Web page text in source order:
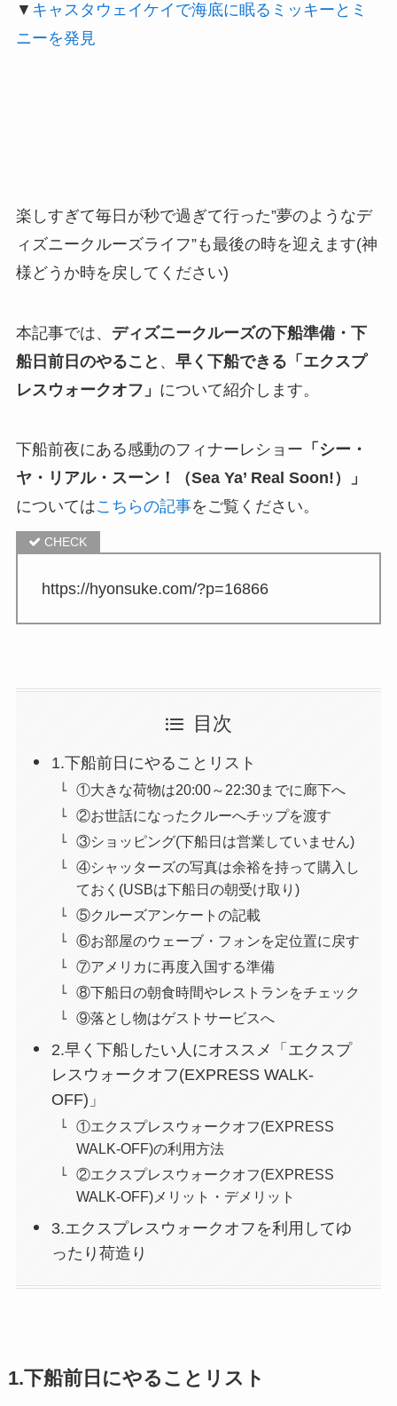
▼ キャスタウェイケイで海底に眠るミッキーとミ
ニーを発見
楽しすぎて毎日が秒で過ぎて行った”夢のようなデ
ィズニークルーズライフ”も最後の時を迎えます(神
様どうか時を戻してください)
本記事では、 ディズニークルーズの下船準備・下
船日前日のやること 、 早く下船できる「エクスプ
レスウォークオフ」 について紹介します。
下船前夜にある感動のフィナーレショー 「シー・
ヤ・リアル・スーン！（Sea Ya’ Real Soon!）」
についてはこちらの記事をご覧ください。
https://hyonsuke.com/?p=16866
目次
1.下船前日にやることリスト
①大きな荷物は20:00～22:30までに廊下へ
②お世話になったクルーへチップを渡す
③ショッピング(下船日は営業していません)
④シャッターズの写真は余裕を持って購入し
ておく(USBは下船日の朝受け取り)
⑤クルーズアンケートの記載
⑥お部屋のウェーブ・フォンを定位置に戻す
⑦アメリカに再度入国する準備
⑧下船日の朝食時間やレストランをチェック
⑨落とし物はゲストサービスへ
2.早く下船したい人にオススメ「エクスプ
レスウォークオフ(EXPRESS WALK-
OFF)」
①エクスプレスウォークオフ(EXPRESS
WALK-OFF)の利用方法
②エクスプレスウォークオフ(EXPRESS
WALK-OFF)メリット・デメリット
3.エクスプレスウォークオフを利用してゆ
ったり荷造り
1.下船前日にやることリスト